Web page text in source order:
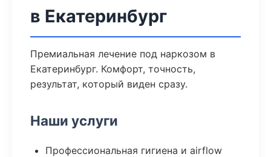
в Екатеринбург
Премиальная лечение под наркозом в
Екатеринбург. Комфорт, точность,
результат, который виден сразу.
Наши услуги
Профессиональная гигиена и airflow